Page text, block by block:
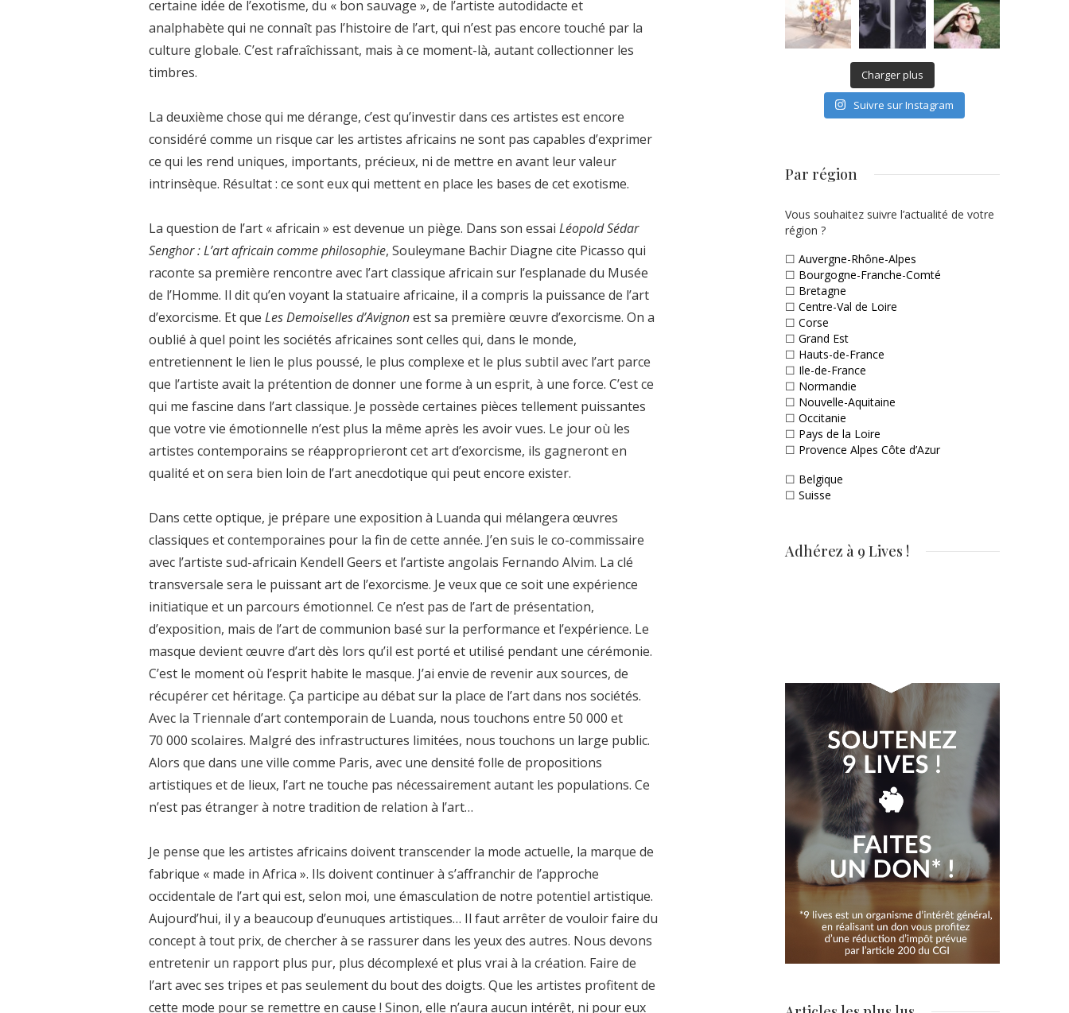
certaine idée de l’exotisme, du « bon sauvage », de l’artiste autodidacte et
analphabète qui ne connaît pas l’histoire de l’art, qui n’est pas encore touché par la
culture globale. C’est rafraîchissant, mais à ce moment-là, autant collectionner les
timbres.
La deuxième chose qui me dérange, c’est qu’investir dans ces artistes est encore
considéré comme un risque car les artistes africains ne sont pas capables d’exprimer
ce qui les rend uniques, importants, précieux, ni de mettre en avant leur valeur
intrinsèque. Résultat : ce sont eux qui mettent en place les bases de cet exotisme.
La question de l’art « africain » est devenue un piège. Dans son essai Léopold Sédar
Senghor : L’art africain comme philosophie, Souleymane Bachir Diagne cite Picasso qui
raconte sa première rencontre avec l’art classique africain sur l’esplanade du Musée
de l’Homme. Il dit qu’en voyant la statuaire africaine, il a compris la puissance de l’art
d’exorcisme. Et que Les Demoiselles d’Avignonest sa première œuvre d’exorcisme. On a
oublié à quel point les sociétés africaines sont celles qui, dans le monde,
entretiennent le lien le plus poussé, le plus complexe et le plus subtil avec l’art parce
que l’artiste avait la prétention de donner une forme à un esprit, à une force. C’est ce
qui me fascine dans l’art classique. Je possède certaines pièces tellement puissantes
que votre vie émotionnelle n’est plus la même après les avoir vues. Le jour où les
artistes contemporains se réapproprieront cet art d’exorcisme, ils gagneront en
qualité et on sera bien loin de l’art anecdotique qui peut encore exister.
Dans cette optique, je prépare une exposition à Luanda qui mélangera œuvres
classiques et contemporaines pour la fin de cette année. J’en suis le co-commissaire
avec l’artiste sud-africain Kendell Geers et l’artiste angolais Fernando Alvim. La clé
transversale sera le puissant art de l’exorcisme. Je veux que ce soit une expérience
initiatique et un parcours émotionnel. Ce n’est pas de l’art de présentation,
d’exposition, mais de l’art de communion basé sur la performance et l’expérience. Le
masque devient œuvre d’art dès lors qu’il est porté et utilisé pendant une cérémonie.
C’est le moment où l’esprit habite le masque. J’ai envie de revenir aux sources, de
récupérer cet héritage. Ça participe au débat sur la place de l’art dans nos sociétés.
Avec la Triennale d’art contemporain de Luanda, nous touchons entre 50 000 et
70 000 scolaires. Malgré des infrastructures limitées, nous touchons un large public.
Alors que dans une ville comme Paris, avec une densité folle de propositions
artistiques et de lieux, l’art ne touche pas nécessairement autant les populations. Ce
n’est pas étranger à notre tradition de relation à l’art…
Je pense que les artistes africains doivent transcender la mode actuelle, la marque de
fabrique « made in Africa ». Ils doivent continuer à s’affranchir de l’approche
occidentale de l’art qui est, selon moi, une émasculation de notre potentiel artistique.
Aujourd’hui, il y a beaucoup d’eunuques artistiques… Il faut arrêter de vouloir faire du
concept à tout prix, de chercher à se rassurer dans les yeux des autres. Nous devons
entretenir un rapport plus pur, plus décomplexé et plus vrai à la création. Faire de
l’art avec ses tripes et pas seulement du bout des doigts. Que les artistes profitent de
cette mode pour se remettre en cause ! Sinon, elle n’aura aucun intérêt, ni pour eux
Charger plus
Suivre sur Instagram
Par région
Vous souhaitez suivre l’actualité de votre
région ?
☐ Auvergne-Rhône-Alpes
☐ Bourgogne-Franche-Comté
☐ Bretagne
☐ Centre-Val de Loire
☐ Corse
☐ Grand Est
☐ Hauts-de-France
☐ Ile-de-France
☐ Normandie
☐ Nouvelle-Aquitaine
☐ Occitanie
☐ Pays de la Loire
☐ Provence Alpes Côte d’Azur
☐ Belgique
☐ Suisse
Adhérez à 9 Lives !